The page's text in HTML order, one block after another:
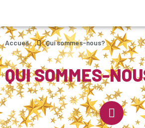
Accueil Qui sommes-nous?
QUI SOMMES-